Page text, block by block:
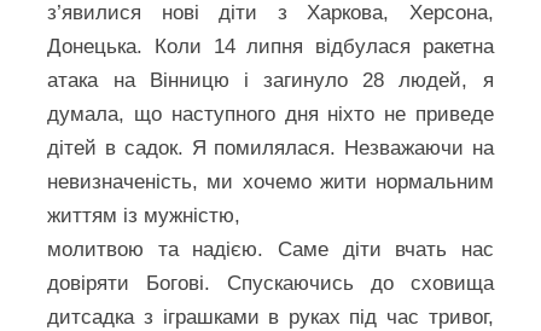
з’явилися нові діти з Харкова, Херсона,
Донецька. Коли 14 липня відбулася ракетна
атака на Вінницю і загинуло 28 людей, я
думала, що наступного дня ніхто не приведе
дітей в садок. Я помилялася. Незважаючи на
невизначеність, ми хочемо жити нормальним
життям із мужністю,
молитвою та надією. Саме діти вчать нас
довіряти Богові. Спускаючись до сховища
дитсадка з іграшками в руках під час тривог,